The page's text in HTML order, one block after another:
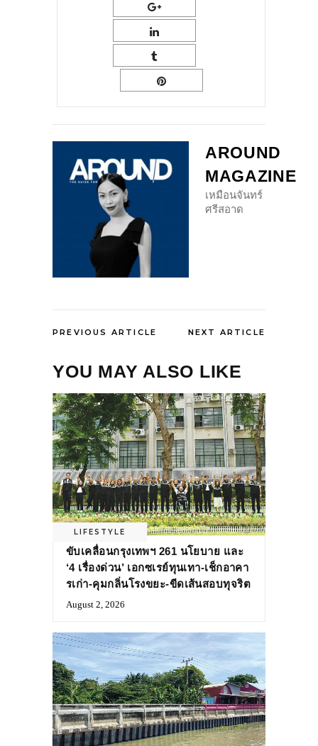
AROUND
MAGAZINE
เหมือนจันทร์
ศรีสอาด
PREVIOUS ARTICLE NEXT ARTICLE
YOU MAY ALSO LIKE
LIFESTYLE
ขับเคลื่อนกรุงเทพฯ 261 นโยบาย และ
‘4 เรื่องด่วน’ เอกซเรย์ทุนเทา-เช็กอาคา
รเก่า-คุมกลิ่นโรงขยะ-ขีดเส้นสอบทุจริต
August 2, 2026